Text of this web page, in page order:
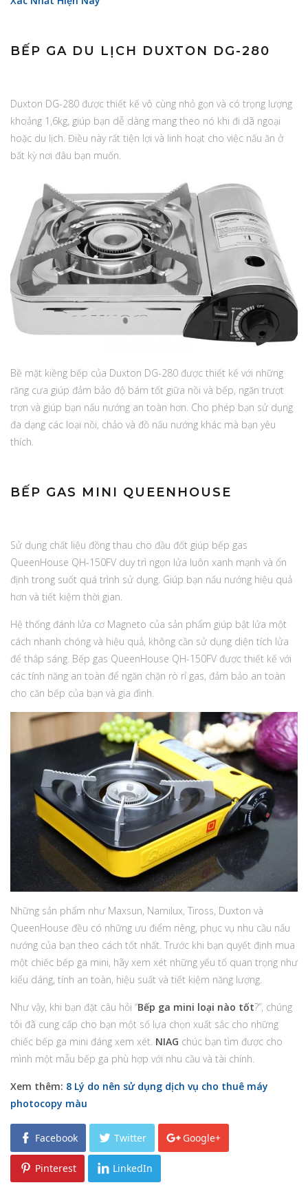
BẾP GA DU LỊCH DUXTON DG-280
Duxton DG-280 được thiết kế vô cùng nhỏ gọn và có trọng lượng
khoảng 1,6kg, giúp bạn dễ dàng mang theo nó khi đi dã ngoại
hoặc du lịch. Điều này rất tiện lợi và linh hoạt cho việc nấu ăn ở
bất kỳ nơi đâu bạn muốn.
Bề mặt kiềng bếp của Duxton DG-280 được thiết kế với những
răng cưa giúp đảm bảo độ bám tốt giữa nồi và bếp, ngăn trượt
trơn và giúp bạn nấu nướng an toàn hơn. Cho phép bạn sử dụng
đa dạng các loại nồi, chảo và đồ nấu nướng khác mà bạn yêu
thích.
BẾP GAS MINI QUEENHOUSE
Sử dụng chất liệu đồng thau cho đầu đốt giúp bếp gas
QueenHouse QH-150FV duy trì ngọn lửa luôn xanh mạnh và ổn
định trong suốt quá trình sử dụng. Giúp bạn nấu nướng hiệu quả
hơn và tiết kiệm thời gian.
Hệ thống đánh lửa cơ Magneto của sản phẩm giúp bật lửa một
cách nhanh chóng và hiệu quả, không cần sử dụng diện tích lửa
để thắp sáng. Bếp gas QueenHouse QH-150FV được thiết kế với
các tính năng an toàn để ngăn chặn rò rỉ gas, đảm bảo an toàn
cho căn bếp của bạn và gia đình.
Những sản phẩm như Maxsun, Namilux, Tiross, Duxton và
QueenHouse đều có những ưu điểm riêng, phục vụ nhu cầu nấu
nướng của bạn theo cách tốt nhất. Trước khi bạn quyết định mua
một chiếc bếp ga mini, hãy xem xét những yếu tố quan trọng như
kiểu dáng, tính an toàn, hiệu suất và tiết kiệm năng lượng.
Như vậy, khi bạn đặt câu hỏi “Bếp ga mini loại nào tốt?”, chúng
tôi đã cung cấp cho bạn một số lựa chọn xuất sắc cho những
chiếc bếp ga mini đáng xem xét. NIAG chúc bạn tìm được cho
mình một mẫu bếp ga phù hợp với nhu cầu và tài chính.
Xem thêm: 8 Lý do nên sử dụng dịch vụ cho thuê máy
photocopy màu
Facebook Twitter Google+
Pinterest LinkedIn